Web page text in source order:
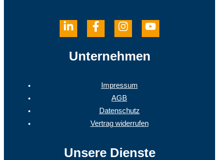
Unternehmen
Impressum
AGB
Datenschutz
Vertrag widerrufen
Unsere Dienste